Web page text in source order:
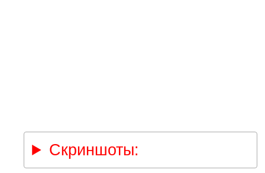
Скриншоты: